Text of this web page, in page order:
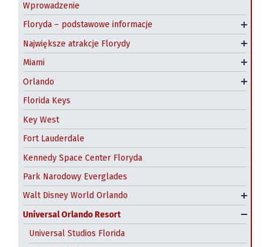
Wprowadzenie
Floryda – podstawowe informacje
Floryda - kiedy jechać?
Polonia na Florydzie
Największe atrakcje Florydy
Niecodzienne atrakcje Florydy
Parki narodowe i rezerwaty przyrody
Big Cat Rescue, Tampa
Miami
Downtown Miami
Little Havana, Miami
South Beach
Hotele w Miami
Orlando
Darmowe atrakcje Orlando
Kissimmee
Florida Keys
Key West
Fort Lauderdale
Kennedy Space Center Floryda
Park Narodowy Everglades
Walt Disney World Orlando
Magic Kingdom
Epcot
Animal Kingdom
Hollywood Studios
Tańsze bilety do Disney World i Universal Orlando
– gdzie kupić?
Parki wodne Disneya
Universal Orlando Resort
Universal Studios Florida